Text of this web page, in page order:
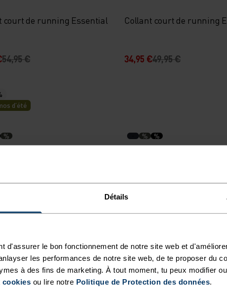
Détails
d'assurer le bon fonctionnement de notre site web et
les performances de notre site web, de te proposer du
à des fins de marketing. À tout moment, tu peux modifier
cookies ou lire notre Politique de Protection des données.
court de running Essential
54,95 €
Collant court de running
34,95 €49,95 €
d’été
% % %
54,95 €
% %